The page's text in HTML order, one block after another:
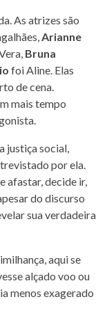
As atrizes são
Arianne
Bruna
foi Aline. Elas
de cena.
mais tempo
justiça social,
por ela.
afastar, decide ir,
do discurso
sua verdadeira
aqui se
alçado voo ou
menos exagerado